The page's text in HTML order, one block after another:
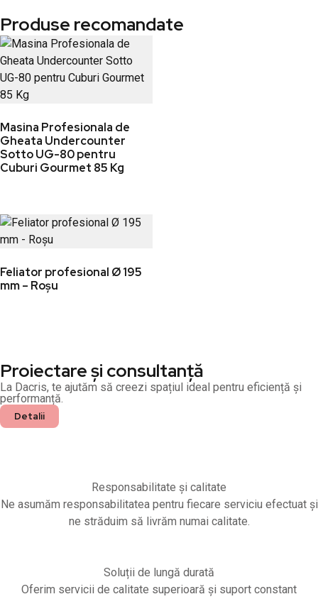
Produse recomandate
Masina Profesionala de
Gheata Undercounter
Sotto UG-80 pentru
Cuburi Gourmet 85 Kg
Feliator profesional Ø 195
mm – Roșu
Proiectare și consultanță
La Dacris, te ajutăm să creezi spațiul ideal pentru eficiență și
performanță.
Detalii
Responsabilitate și calitate
Ne asumăm responsabilitatea pentru fiecare serviciu efectuat și
ne străduim să livrăm numai calitate.
Soluții de lungă durată
Oferim servicii de calitate superioară și suport constant